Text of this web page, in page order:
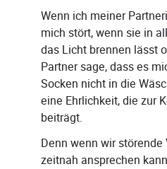
Wenn ich meiner
mich stört, wenn sie in
das Licht brennen lässt
Partner sage, dass es
Socken nicht in die
eine Ehrlichkeit, die zur
beiträgt.
Denn wenn wir
zeitnah ansprechen